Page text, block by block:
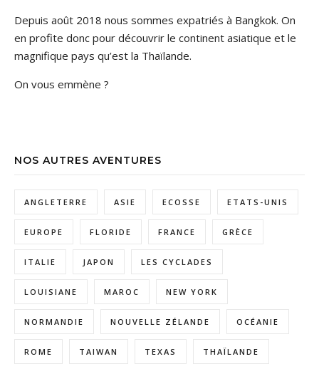
Depuis août 2018 nous sommes expatriés à Bangkok. On
en profite donc pour découvrir le continent asiatique et le
magnifique pays qu’est la Thaïlande.
On vous emmène ?
NOS AUTRES AVENTURES
ANGLETERRE ASIE ECOSSE ETATS-UNIS
EUROPE FLORIDE FRANCE GRÈCE
ITALIE JAPON LES CYCLADES
LOUISIANE MAROC NEW YORK
NORMANDIE NOUVELLE ZÉLANDE OCÉANIE
ROME TAIWAN TEXAS THAÏLANDE